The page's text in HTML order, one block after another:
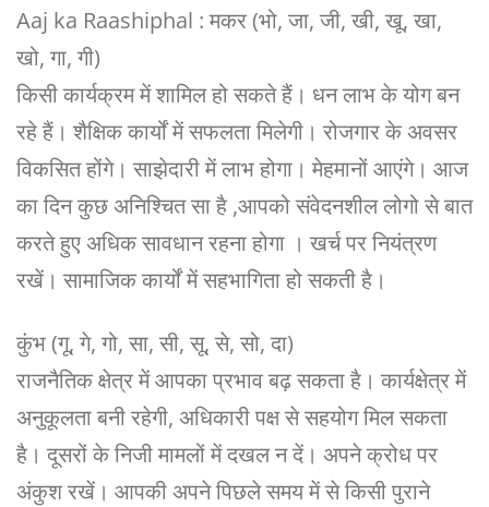
Aaj ka Raashiphal : मकर (भो, जा, जी, खी, खू, खा,
खो, गा, गी)
किसी कार्यक्रम में शामिल हो सकते हैं। धन लाभ के योग बन
रहे हैं। शैक्षिक कार्यों में सफलता मिलेगी। रोजगार के अवसर
विकसित होंगे। साझेदारी में लाभ होगा। मेहमानों आएंगे। आज
का दिन कुछ अनिश्चित सा है ,आपको संवेदनशील लोगो से बात
करते हुए अधिक सावधान रहना होगा । खर्च पर नियंत्रण
रखें। सामाजिक कार्यों में सहभागिता हो सकती है।
कुंभ (गू, गे, गो, सा, सी, सू, से, सो, दा)
राजनैतिक क्षेत्र में आपका प्रभाव बढ़ सकता है। कार्यक्षेत्र में
अनुकूलता बनी रहेगी, अधिकारी पक्ष से सहयोग मिल सकता
है। दूसरों के निजी मामलों में दखल न दें। अपने क्रोध पर
अंकुश रखें। आपकी अपने पिछले समय में से किसी पुराने